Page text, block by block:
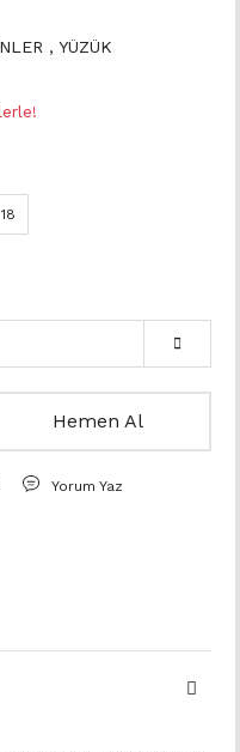
, YÜZÜK
18
Hemen Al
Yorum Yaz